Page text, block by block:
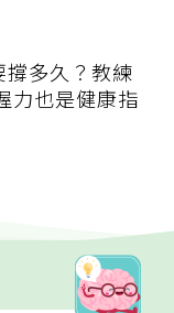
多久？教練
力也是健康指